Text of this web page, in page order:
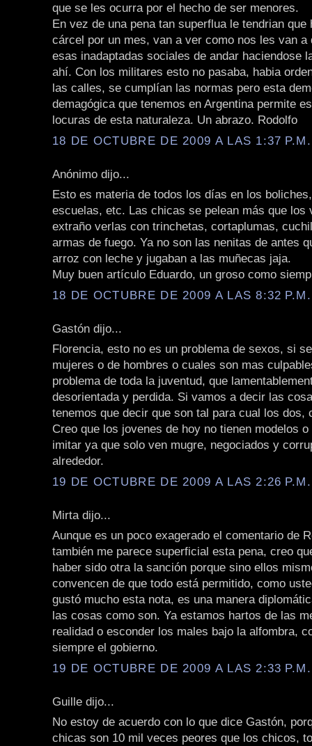
que se les ocurra por el hecho de ser menores.
En vez de una pena tan superflua le tendrian que
cárcel por un mes, van a ver como nos les van a
esas inadaptadas sociales de andar haciendose
ahí. Con los militares esto no pasaba, habia
las calles, se cumplían las normas pero esta
demagógica que tenemos en Argentina permite
locuras de esta naturaleza. Un abrazo. Rodolfo
18 DE OCTUBRE DE 2009 A LAS 1:37 P.M.
Anónimo dijo...
Esto es materia de todos los días en los
escuelas, etc. Las chicas se pelean más que los
extraño verlas con trinchetas, cortaplumas,
armas de fuego. Ya no son las nenitas de antes
arroz con leche y jugaban a las muñecas jaja.
Muy buen artículo Eduardo, un groso como
18 DE OCTUBRE DE 2009 A LAS 8:32 P.M.
Gastón dijo...
Florencia, esto no es un problema de sexos, si
mujeres o de hombres o cuales son mas
problema de toda la juventud, que
desorientada y perdida. Si vamos a decir las
tenemos que decir que son tal para cual los dos,
Creo que los jovenes de hoy no tienen modelos
imitar ya que solo ven mugre, negociados y
alrededor.
19 DE OCTUBRE DE 2009 A LAS 2:26 P.M.
Mirta dijo...
Aunque es un poco exagerado el comentario de
también me parece superficial esta pena, creo
haber sido otra la sanción porque sino ellos
convencen de que todo está permitido, como
gustó mucho esta nota, es una manera
las cosas como son. Ya estamos hartos de las
realidad o esconder los males bajo la alfombra,
siempre el gobierno.
19 DE OCTUBRE DE 2009 A LAS 2:33 P.M.
Guille dijo...
No estoy de acuerdo con lo que dice Gastón,
chicas son 10 mil veces peores que los chicos,